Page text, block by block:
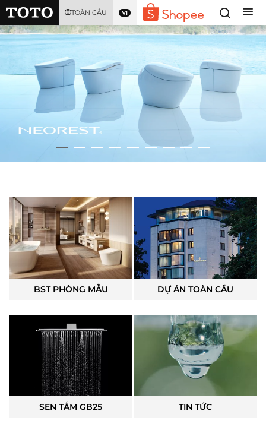
TOÀN CẦU VI
BST PHÒNG MẪU DỰ ÁN TOÀN CẦU
SEN TẮM GB25 TIN TỨC